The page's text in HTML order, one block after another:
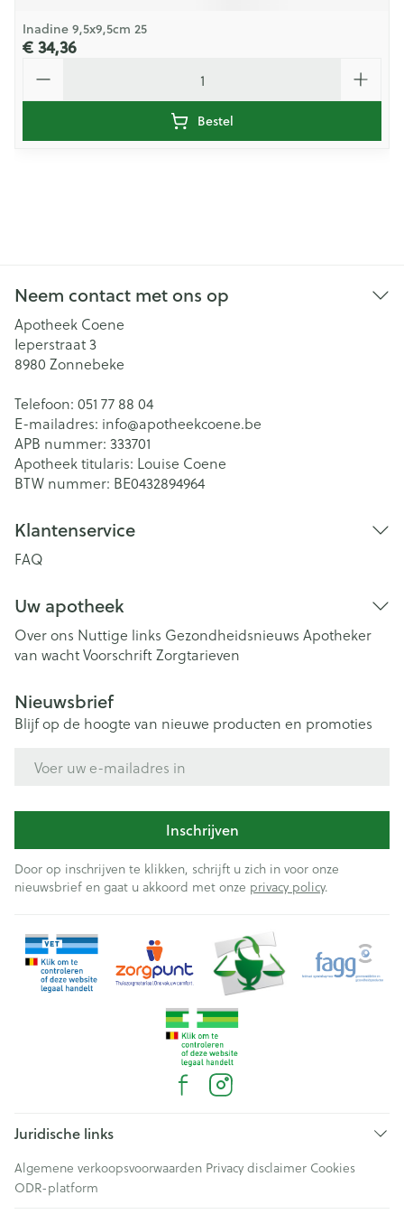
Inadine 9,5x9,5cm 25
€ 34,36
Bestel
Neem contact met ons op
Apotheek Coene
Ieperstraat 3
8980 Zonnebeke
Telefoon: 051 77 88 04
E-mailadres: info@apotheekcoene.be
APB nummer: 333701
Apotheek titularis: Louise Coene
BTW nummer: BE0432894964
Klantenservice
FAQ
Uw apotheek
Over ons Nuttige links Gezondheidsnieuws Apotheker
van wachtVoorschriftZorgtarieven
Nieuwsbrief
Blijf op de hoogte van nieuwe producten en promoties
Inschrijven
Door op inschrijven te klikken, schrijft u zich in voor onze
nieuwsbrief en gaat u akkoord met onze privacy policy.
Juridische links
Algemene verkoopsvoorwaarden Privacy disclaimer Cookies
ODR-platform